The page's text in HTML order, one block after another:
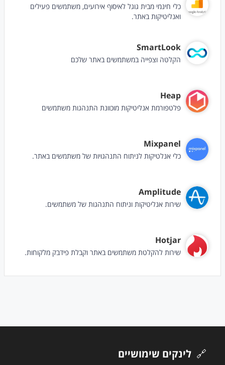
כלי חינמי מבית גוגל לאיסוף אירועים, משתמשים פעילים
ואנליטיקות באתר.
SmartLook
הקלטה וצפייה במשתמשים באתר שלכם
Heap
פלטפורמת אנליטיקות מוכוונת התנהגות משתמשים
Mixpanel
כלי אנלטיקות לניתוח התנהגויות של משתמשים באתר.
Amplitude
שירות אנליטיקות וניתוח התנהגות של משתמשים.
Hotjar
שירות להקלטת משתמשים באתר וקבלת פידבק מלקוחות.
🔗 לינקים שימושיים